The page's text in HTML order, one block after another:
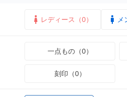
レディース（0） メ
一点もの（0）
刻印（0）